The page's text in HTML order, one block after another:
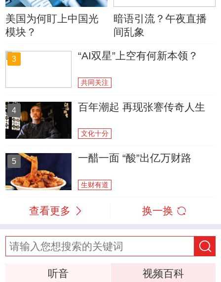
美国为何盯上中国光
模块？
暗语引流？午夜直播
间乱象
3 “AI双星”上空有何新本领？
共同关注
4 百年潮起 再现张謇传奇人生
文化十分
5 一醋一面 “酸”出亿万财路
生财有道
查看更多 换一换
听音 视频百科